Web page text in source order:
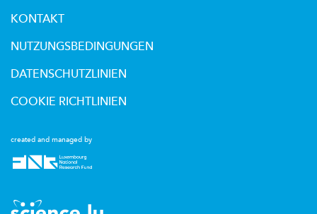
created and managed by
KONTAKT
NUTZUNGSBEDINGUNGEN
DATENSCHUTZLINIEN
COOKIE RICHTLINIEN